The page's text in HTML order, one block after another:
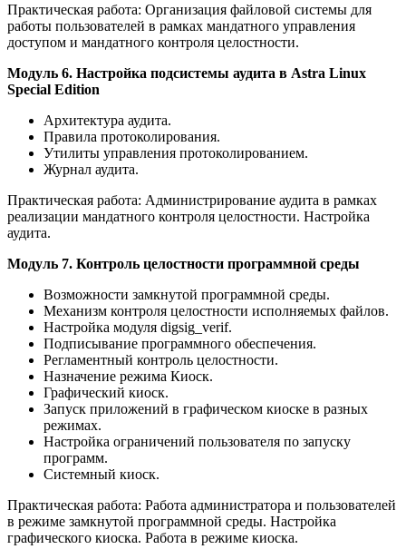
Практическая работа: Организация файловой системы для
работы пользователей в рамках мандатного управления
доступом и мандатного контроля целостности.
Модуль 6. Настройка подсистемы аудита в Astra Linux
Special Edition
Архитектура аудита.
Правила протоколирования.
Утилиты управления протоколированием.
Журнал аудита.
Практическая работа: Администрирование аудита в рамках
реализации мандатного контроля целостности. Настройка
аудита.
Модуль 7. Контроль целостности программной среды
Возможности замкнутой программной среды.
Механизм контроля целостности исполняемых файлов.
Настройка модуля digsig_verif.
Подписывание программного обеспечения.
Регламентный контроль целостности.
Назначение режима Киоск.
Графический киоск.
Запуск приложений в графическом киоске в разных
режимах.
Настройка ограничений пользователя по запуску
программ.
Системный киоск.
Практическая работа: Работа администратора и пользователей
в режиме замкнутой программной среды. Настройка
графического киоска. Работа в режиме киоска.